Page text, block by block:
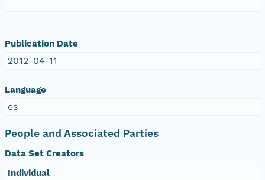
Publication Date
2012-04-11
Language
es
People and Associated Parties
Data Set Creators
Individual